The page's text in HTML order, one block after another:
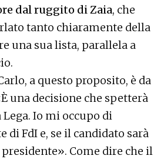
dal ruggito di Zaia, che
tanto chiaramente della
una sua lista, parallela a
a questo proposito, è da
una decisione che spetterà
Io mi occupo di
di FdI e, se il candidato sarà
Come dire che il